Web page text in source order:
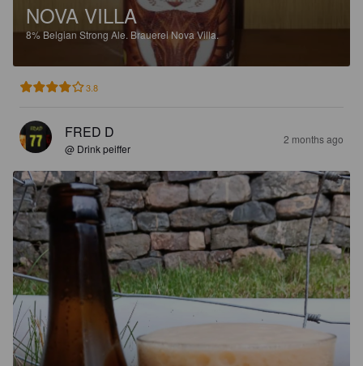
NOVA VILLA
8% Belgian Strong Ale. Brauerei Nova Villa.
3.8
FRED D
@ Drink peiffer
2 months ago